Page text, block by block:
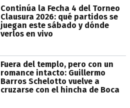
Continúa la Fecha 4 del Torneo
Clausura 2026: qué partidos se
juegan este sábado y dónde
verlos en vivo
Fuera del templo, pero con un
romance intacto: Guillermo
Barros Schelotto vuelve a
cruzarse con el hincha de Boca